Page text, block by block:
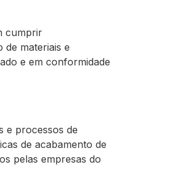
cumprir
de materiais e
e em conformidade
e processos de
de acabamento de
pelas empresas do